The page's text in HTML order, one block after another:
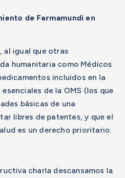
de Farmamundi en
al igual que otras
humanitaria como Médicos
incluidos en la
de la OMS (los que
básicas de una
libres de patentes, y que el
es un derecho prioritario.
charla descansamos la